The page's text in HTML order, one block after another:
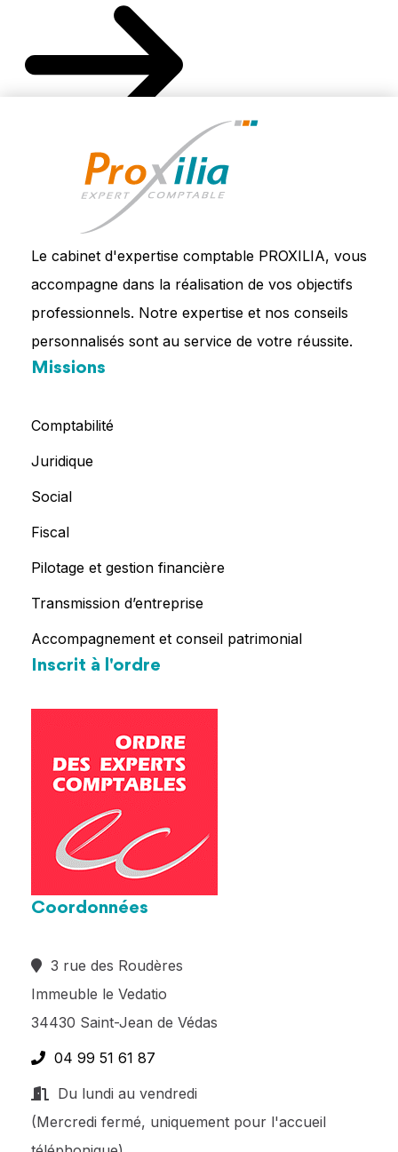
Le cabinet d'expertise comptable PROXILIA, vous
accompagne dans la réalisation de vos objectifs
professionnels. Notre expertise et nos conseils
personnalisés sont au service de votre réussite.
Missions
Comptabilité
Juridique
Social
Fiscal
Pilotage et gestion financière
Transmission d’entreprise
Accompagnement et conseil patrimonial
Inscrit à l'ordre
Coordonnées
3 rue des Roudères
Immeuble le Vedatio
34430 Saint-Jean de Védas
04 99 51 61 87
Du lundi au vendredi
(Mercredi fermé, uniquement pour l'accueil